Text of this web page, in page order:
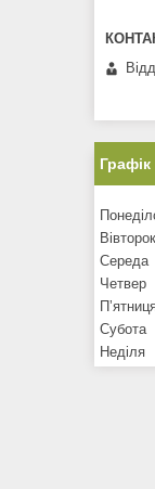
Вівторок
Середа
Четвер
Субота
Неділя